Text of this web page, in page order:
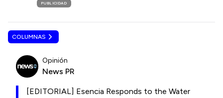
PUBLICIDAD
COLUMNAS
Opinión
News PR
[EDITORIAL] Esencia Responds to the Water